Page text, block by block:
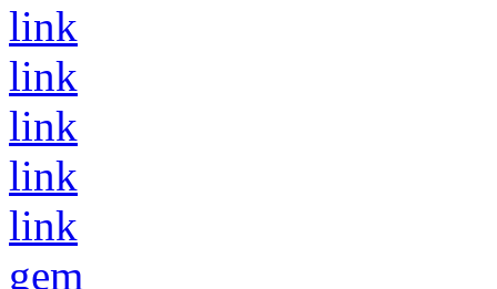
link
link
link
link
link
gem